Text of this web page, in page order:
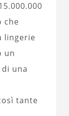
che
lingerie
un
una
tante